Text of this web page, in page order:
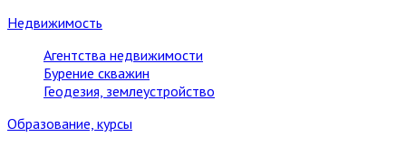
Недвижимость
Агентства недвижимости
Бурение скважин
Геодезия, землеустройство
Образование, курсы